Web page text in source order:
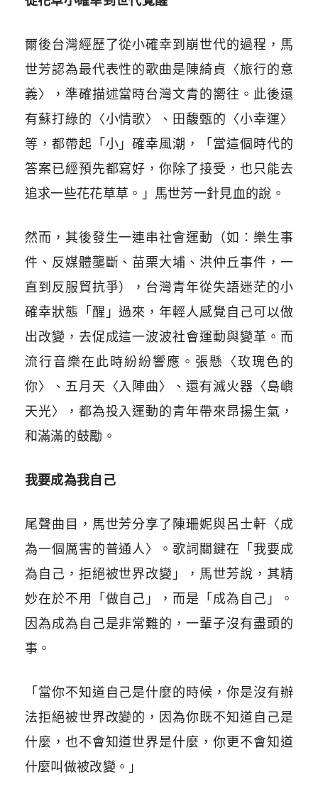
爾後台灣經歷了從小確幸到崩世代的過程，馬
世芳認為最代表性的歌曲是陳綺貞〈旅行的意
義〉，準確描述當時台灣文青的嚮往。此後還
有蘇打綠的〈小情歌〉、田馥甄的〈小幸運〉
等，都帶起「小」確幸風潮，「當這個時代的
答案已經預先都寫好，你除了接受，也只能去
追求一些花花草草。」馬世芳一針見血的說。
然而，其後發生一連串社會運動（如：樂生事
件、反媒體壟斷、苗栗大埔、洪仲丘事件，一
直到反服貿抗爭），台灣青年從失語迷茫的小
確幸狀態「醒」過來，年輕人感覺自己可以做
出改變，去促成這一波波社會運動與變革。而
流行音樂在此時紛紛響應。張懸〈玫瑰色的
你〉、五月天〈入陣曲〉、還有滅火器〈島嶼
天光〉，都為投入運動的青年帶來昂揚生氣，
和滿滿的鼓勵。
我要成為我自己
尾聲曲目，馬世芳分享了陳珊妮與呂士軒〈成
為一個厲害的普通人〉。歌詞關鍵在「我要成
為自己，拒絕被世界改變」，馬世芳說，其精
妙在於不用「做自己」，而是「成為自己」。
因為成為自己是非常難的，一輩子沒有盡頭的
事。
「當你不知道自己是什麼的時候，你是沒有辦
法拒絕被世界改變的，因為你既不知道自己是
什麼，也不會知道世界是什麼，你更不會知道
什麼叫做被改變。」